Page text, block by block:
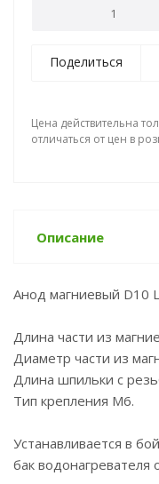
Поделиться
Цена действительна
отличаться от цен в
Описание
Анод магниевый D10
Длина части из
Диаметр части из
Длина шпильки с
Тип крепления M6.
Устанавливается в
бак водонагревателя